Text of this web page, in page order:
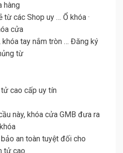
hàng
các Shop uy … Ổ khóa ·
cửa
khóa tay nắm tròn … Đăng ký
từ
cao cấp uy tín
này, khóa cửa GMB đưa ra
an toàn tuyệt đối cho
tử cao